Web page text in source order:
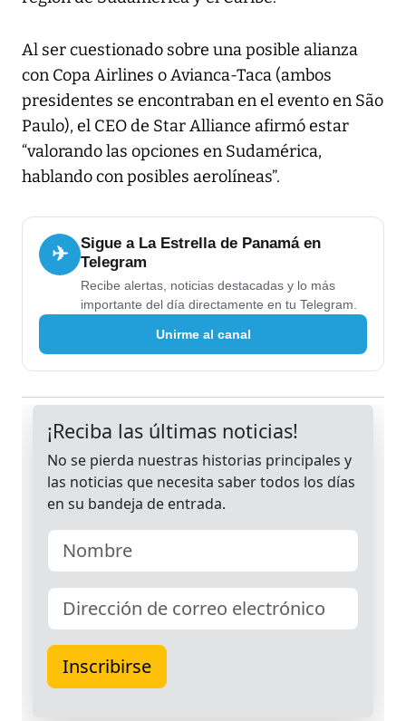
Al ser cuestionado sobre una posible alianza
con Copa Airlines o Avianca-Taca (ambos
presidentes se encontraban en el evento en São
Paulo), el CEO de Star Alliance afirmó estar
“valorando las opciones en Sudamérica,
hablando con posibles aerolíneas”.
✈
Sigue a La Estrella de Panamá en
Telegram
Recibe alertas, noticias destacadas y lo más
importante del día directamente en tu Telegram.
Unirme al canal